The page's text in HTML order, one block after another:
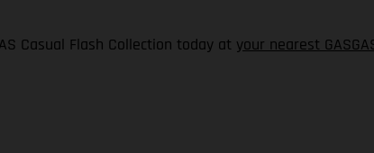
Casual Flash Collection today at your nearest